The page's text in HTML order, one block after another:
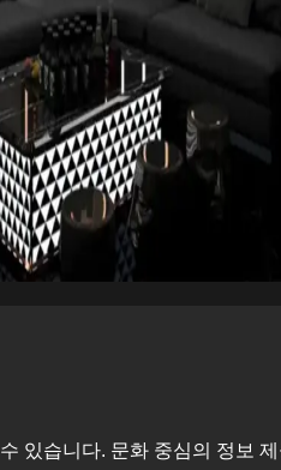
있습니다. 문화 중심의 정보